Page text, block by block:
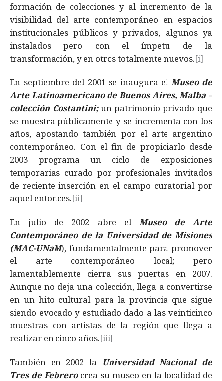
formación de colecciones y al incremento de la
visibilidad del arte contemporáneo en espacios
institucionales públicos y privados, algunos ya
instalados pero con el ímpetu de la
transformación, y en otros totalmente nuevos.[i]
En septiembre del 2001 se inaugura el Museo de
Arte Latinoamericano de Buenos Aires, Malba –
colección Costantini;un patrimonio privado que
se muestra públicamente y se incrementa con los
años, apostando también por el arte argentino
contemporáneo. Con el fin de propiciarlo desde
2003 programa un ciclo de exposiciones
temporarias curado por profesionales invitados
de reciente inserción en el campo curatorial por
aquel entonces.[ii]
En julio de 2002 abre el Museo de Arte
Contemporáneo de la Universidad de Misiones
(MAC-UNaM), fundamentalmente para promover
el arte contemporáneo local; pero
lamentablemente cierra sus puertas en 2007.
Aunque no deja una colección, llega a convertirse
en un hito cultural para la provincia que sigue
siendo evocado y estudiado dado a las veinticinco
muestras con artistas de la región que llega a
realizar en cinco años.[iii]
También en 2002 la
Universidad Nacional de
Tres de Febrerocrea su museo en la localidad de